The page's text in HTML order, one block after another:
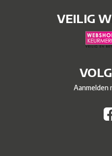
VEILIG
Aanmelden